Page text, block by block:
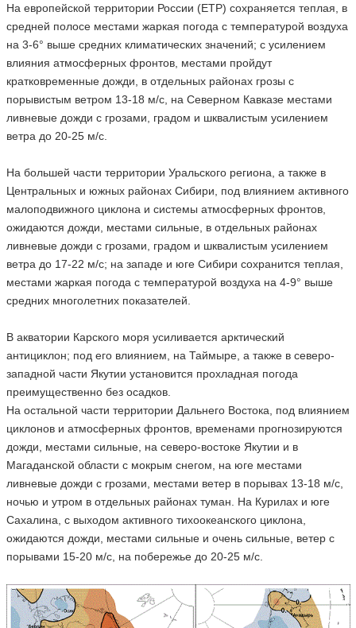
На европейской территории России (ЕТР) сохраняется теплая, в
средней полосе местами жаркая погода с температурой воздуха
на 3-6° выше средних климатических значений; с усилением
влияния атмосферных фронтов, местами пройдут
кратковременные дожди, в отдельных районах грозы с
порывистым ветром 13-18 м/с, на Северном Кавказе местами
ливневые дожди с грозами, градом и шквалистым усилением
ветра до 20-25 м/с.
На большей части территории Уральского региона, а также в
Центральных и южных районах Сибири, под влиянием активного
малоподвижного циклона и системы атмосферных фронтов,
ожидаются дожди, местами сильные, в отдельных районах
ливневые дожди с грозами, градом и шквалистым усилением
ветра до 17-22 м/с; на западе и юге Сибири сохранится теплая,
местами жаркая погода с температурой воздуха на 4-9° выше
средних многолетних показателей.
В акватории Карского моря усиливается арктический
антициклон; под его влиянием, на Таймыре, а также в северо-
западной части Якутии установится прохладная погода
преимущественно без осадков.
На остальной части территории Дальнего Востока, под влиянием
циклонов и атмосферных фронтов, временами прогнозируются
дожди, местами сильные, на северо-востоке Якутии и в
Магаданской области с мокрым снегом, на юге местами
ливневые дожди с грозами, местами ветер в порывах 13-18 м/с,
ночью и утром в отдельных районах туман. На Курилах и юге
Сахалина, с выходом активного тихоокеанского циклона,
ожидаются дожди, местами сильные и очень сильные, ветер с
порывами 15-20 м/с, на побережье до 20-25 м/с.